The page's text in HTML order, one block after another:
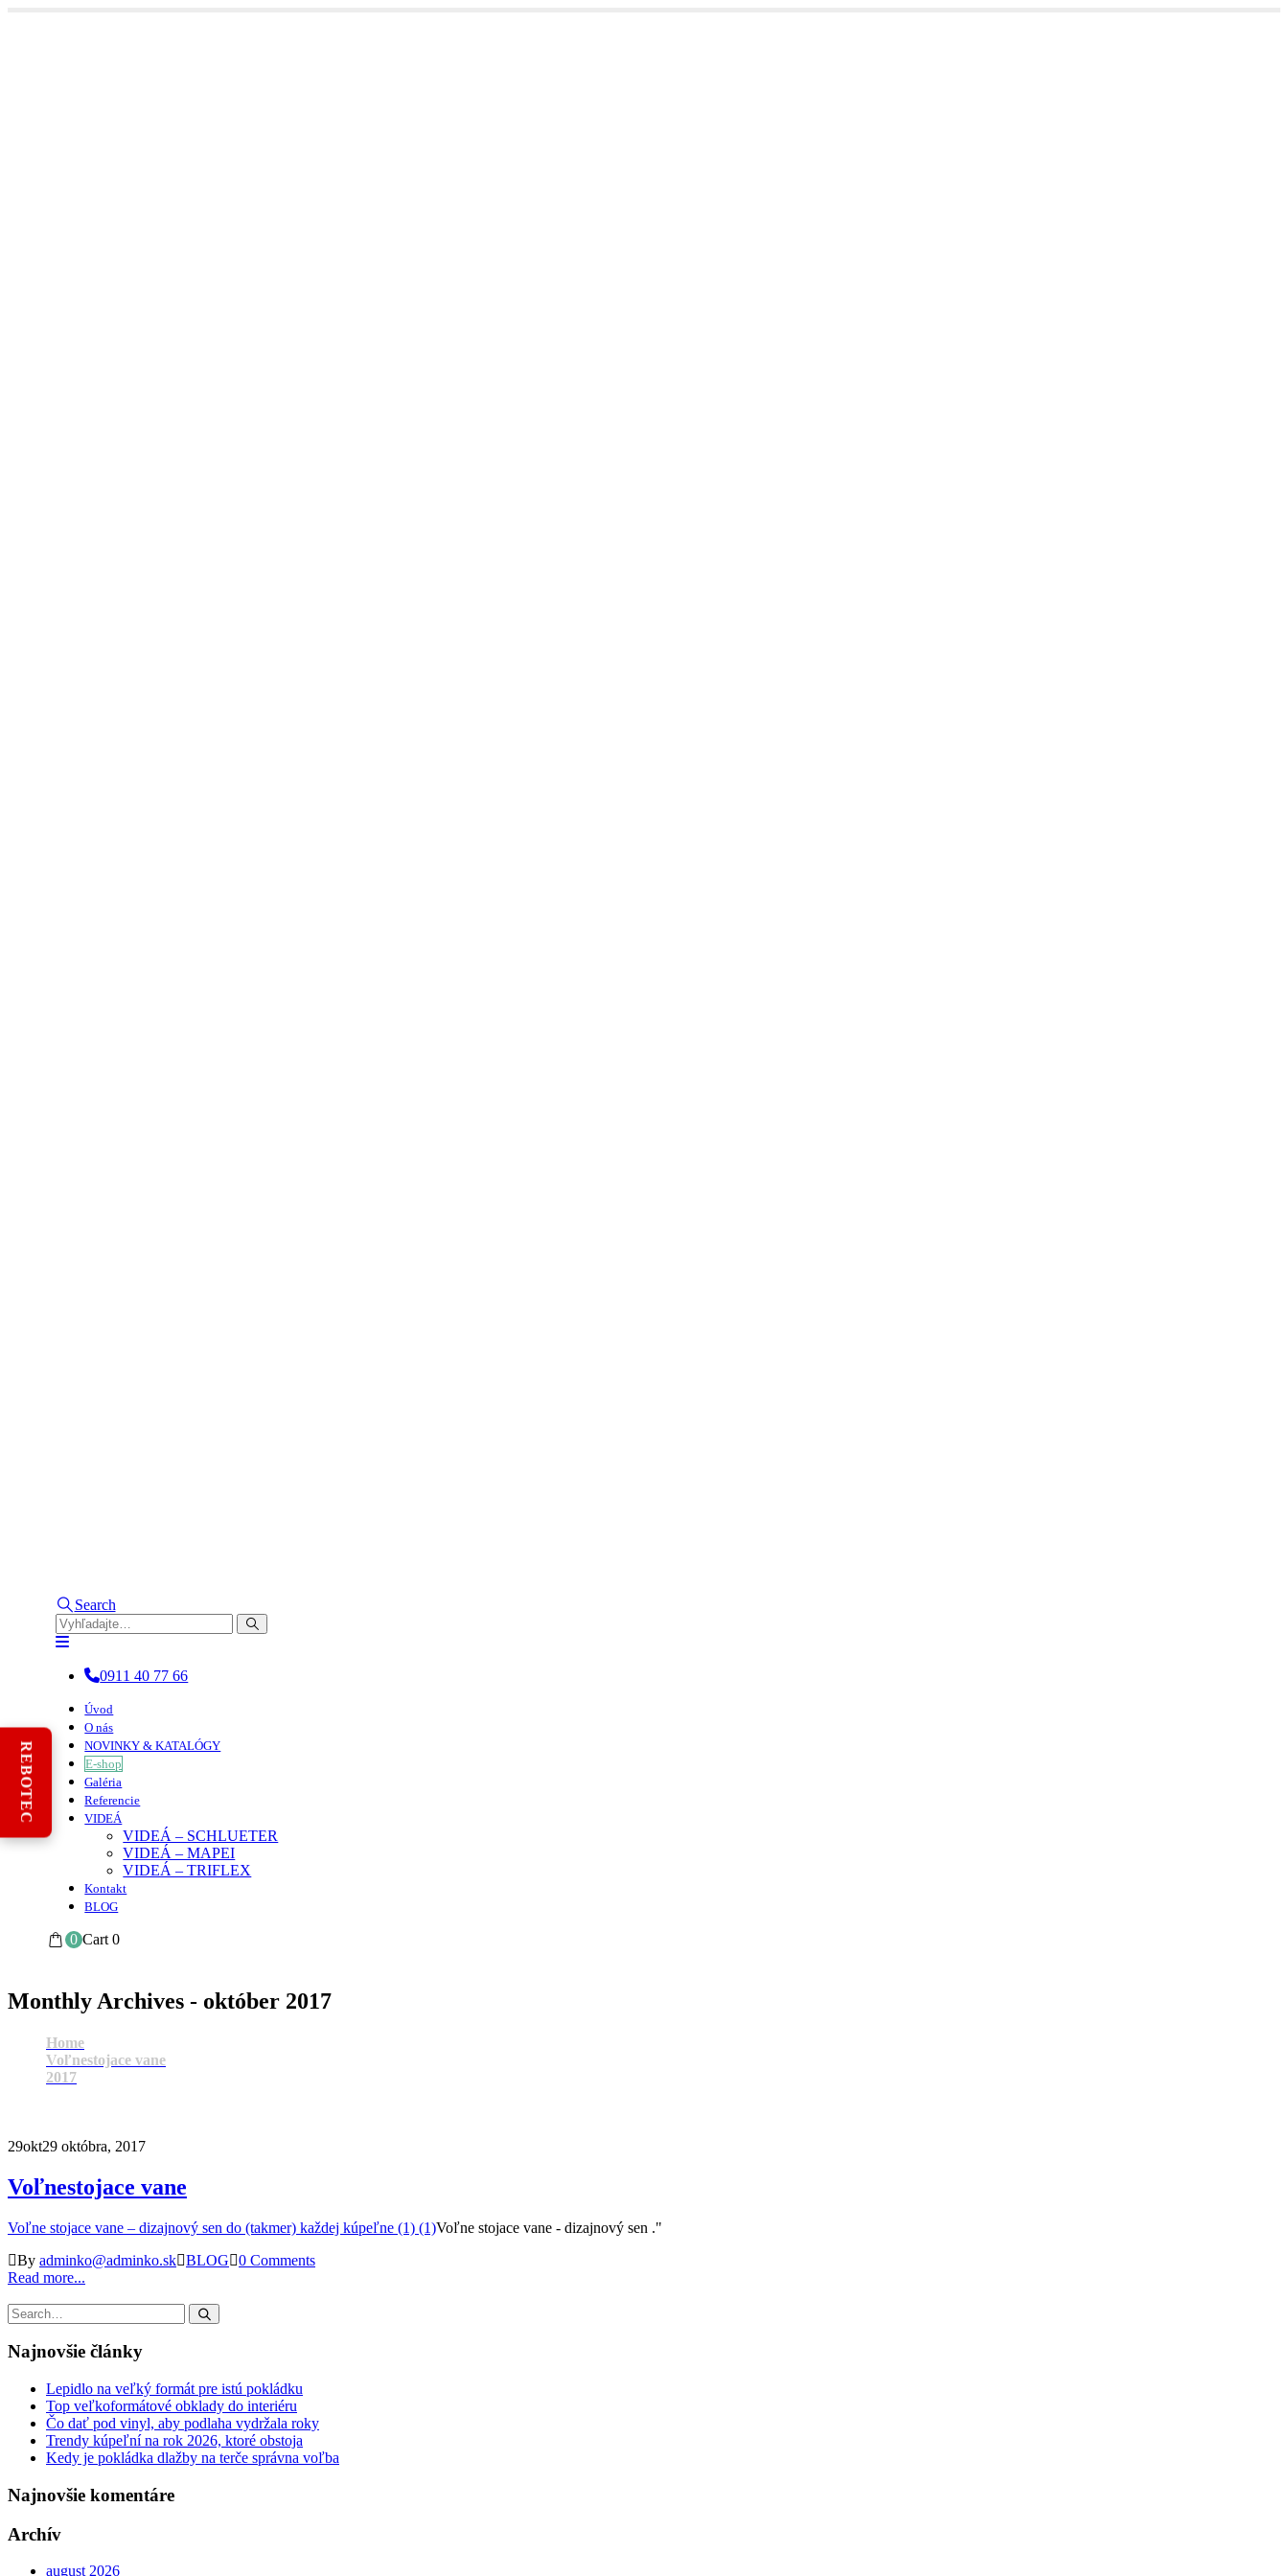
Search
0911 40 77 66
Úvod
O nás
NOVINKY & KATALÓGY
E-shop
Galéria
Referencie
VIDEÁ
VIDEÁ – SCHLUETER
VIDEÁ – MAPEI
VIDEÁ – TRIFLEX
Kontakt
BLOG
0 Cart 0
Monthly Archives - október 2017
Home
Voľnestojace vane
2017
29okt29 októbra, 2017
Voľnestojace vane
Voľne stojace vane – dizajnový sen do (takmer) každej kúpeľne (1) (1)Voľne stojace vane - dizajnový sen ."
By adminko@adminko.sk BLOG
0 Comments
Read more...
Najnovšie články
Lepidlo na veľký formát pre istú pokládku
Top veľkoformátové obklady do interiéru
Čo dať pod vinyl, aby podlaha vydržala roky
Trendy kúpeľní na rok 2026, ktoré obstoja
Kedy je pokládka dlažby na terče správna voľba
Najnovšie komentáre
Archív
august 2026
REBOTEC